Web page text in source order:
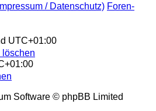
/ Datenschutz) Foren-
UTC+01:00
Software © phpBB Limited